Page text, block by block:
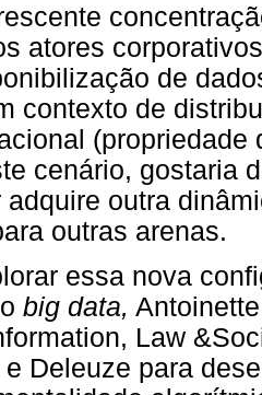
atores
de
contexto de
cenário, gostaria
adquire outra
outras arenas.
essa nova
big data,
Law
e Deleuze para